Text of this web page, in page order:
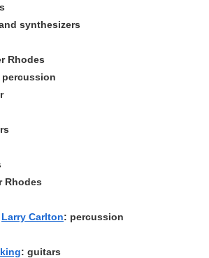
synthesizers
Rhodes
percussion
Rhodes
Larry Carlton: percussion
: guitars